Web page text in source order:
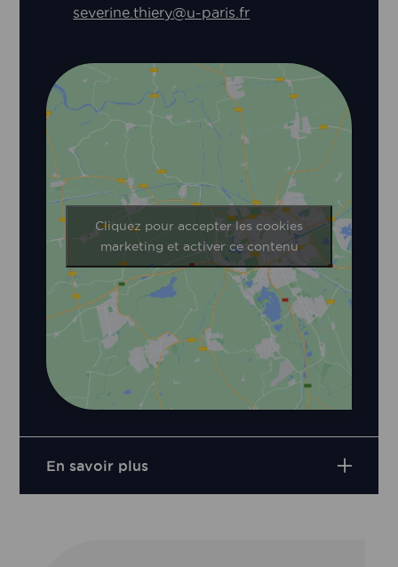
severine.thiery@u-paris.fr
Cliquez pour accepter les cookies
marketing et activer ce contenu
En savoir plus